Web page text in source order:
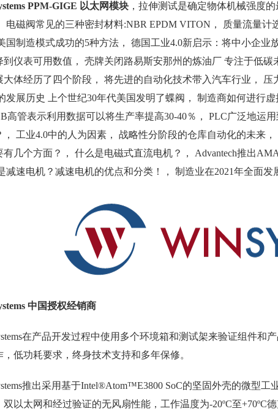
PPM-GIGE 以太网模块 ，拉伸测试是确定物体机械强度
电磁阀常见的三种密封材料:NBR EPDM VITON， 质量流量计
国制造模式成功的5种方法， 德国工业4.0新启示：将中小企
到仪表可用数值， 壳牌关闭路易斯安那州的炼油厂 专注于低
大体经历了四个阶段， 将先进的自动化技术带入汽车行业，
发展历史 上个世纪30年代美国发明了蝶阀， 制造商如何进行
高管表示利用数据可以将生产率提高30-40％， PLC广泛地运
， 工业4.0中的人为因素， 战略性分阶段的仓库自动化的未来
有几个方面？， 什么是电磁式直流电机？， Advantech推出
减速电机？减速电机的优点和分类！， 制造业在2021年全面发
中国授权经销商
在产品开发过程中使用多个环境箱和测试架来验证组件和
低功耗要求，终身技术支持和多年保修。
推出采用基于Intel®Atom™E3800 SoC的坚固外壳的微型
以太网和经过验证的无风扇性能，工作温度为-20ºC至+70ºC